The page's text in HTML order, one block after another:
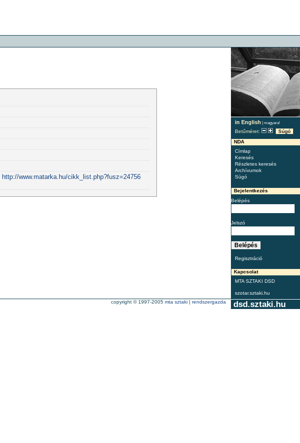
in English | magyarul
Betűméret:
Súgó
NDA
Címlap
Keresés
Részletes keresés
Archívumok
Súgó
Bejelentkezés
Belépés
Jelszó
Regisztráció
Kapcsolat
MTA SZTAKI DSD
szotar.sztaki.hu
http://www.matarka.hu/cikk_list.php?fusz=24756
dsd.sztaki.hu
copyright © 1997-2005 mta sztaki | rendszergazda